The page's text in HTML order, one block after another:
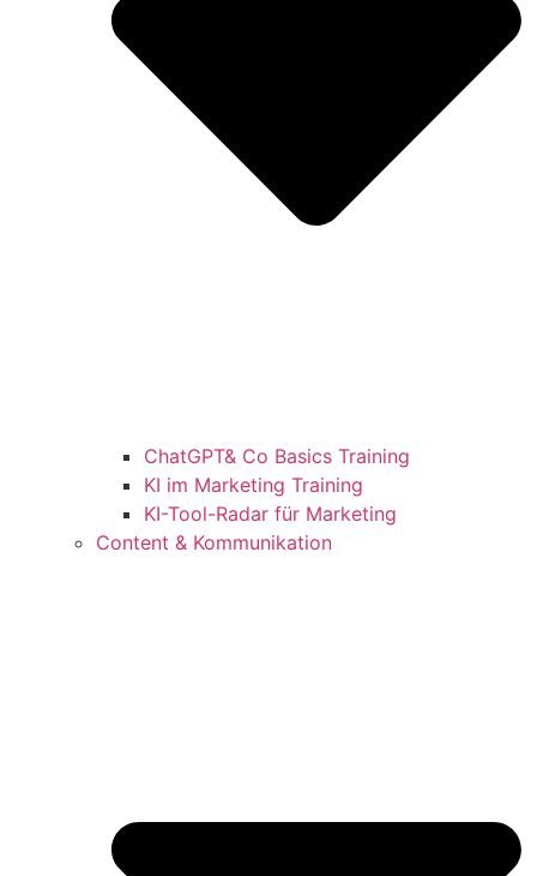
ChatGPT& Co Basics Training
KI im Marketing Training
KI-Tool-Radar für Marketing
Content & Kommunikation